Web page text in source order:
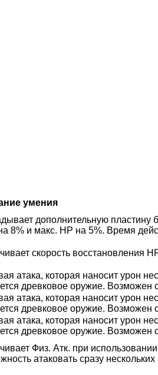
умения
дополнительную пластину
8% и макс. HP на 5%. Время
скорость восстановления
атака, которая наносит урон
древковое оружие. Возможен
атака, которая наносит урон
древковое оружие. Возможен
атака, которая наносит урон
древковое оружие. Возможен
Физ. Атк. при
атаковать сразу нескольких